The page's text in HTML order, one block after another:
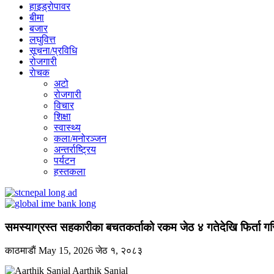
हाइड्रोपावर
बीमा
बजार
लघुवित्त
सूचना/प्रविधि
रोजगारी
राेचक
अटो
रोजगारी
विचार
शिक्षा
स्वास्थ्य
कला/मनोरञ्जन
अन्तर्राष्ट्रिय
पर्यटन
हस्तकला
समस्याग्रस्त सहकारीका बचतकर्ताको रकम जेठ ४ गतेदेखि फिर्ता
काठमाडाैं May 15, 2026जेठ १, २०८३
Aarthik Sanjal